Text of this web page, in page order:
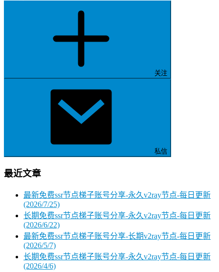
关注
私信
最近文章
最新免费ssr节点梯子账号分享-永久v2ray节点-每日更新
(2026/7/25)
长期免费ssr节点梯子账号分享-永久v2ray节点-每日更新
(2026/6/22)
最新免费ssr节点梯子账号分享-长期v2ray节点-每日更新
(2026/5/7)
长期免费ssr节点梯子账号分享-永久v2ray节点-每日更新
(2026/4/6)